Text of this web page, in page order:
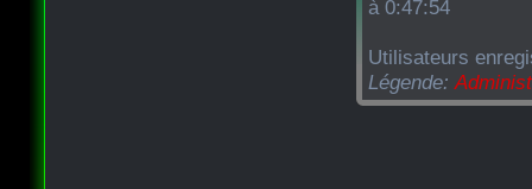
à 0:47:54
Utilisateurs
Légende: